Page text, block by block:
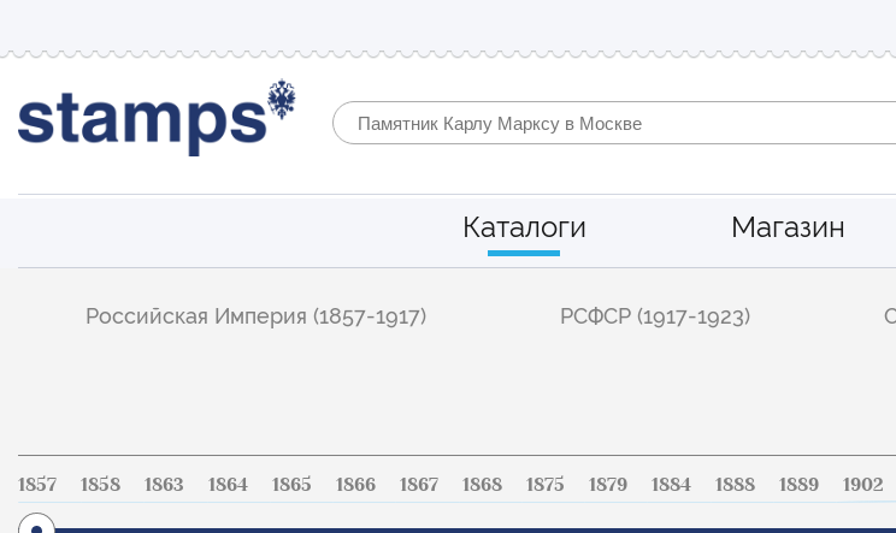
Каталоги Магазин
Российская Империя (1857-1917) РСФСР (1917-1923)
1857 1858 1863 1864 1865 1866 1867 1868 1875 1879 1884 1888 1889 1902